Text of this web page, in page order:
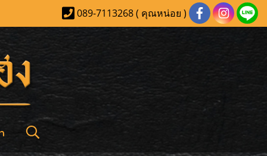
089-7113268 ( คุณหน่อย )